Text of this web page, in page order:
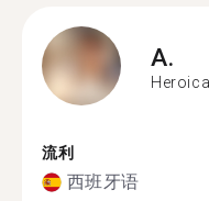
A.
流利
西班牙语